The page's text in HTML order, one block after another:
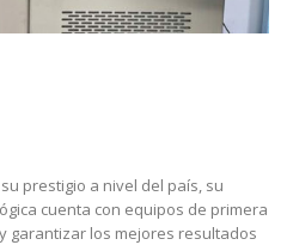
prestigio a nivel del país, su
cuenta con equipos de primera
garantizar los mejores resultados